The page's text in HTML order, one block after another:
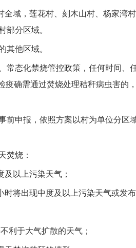
域，莲花村、刻木山村、杨家湾
部分区域。
其他区域。
常态化禁烧管控政策，任何时间
疫确需通过焚烧处理秸秆病虫害
前申报，依照方案以村为单位分
焚烧：
以上污染天气；
将出现中度及以上污染天气或发
利于大气扩散的天气；